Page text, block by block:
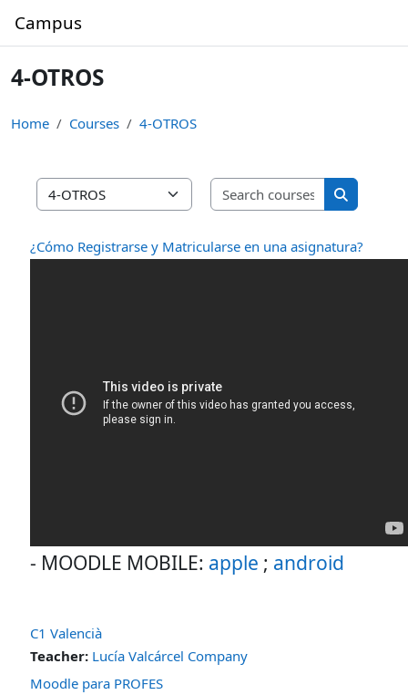
Campus
4-OTROS
Home Courses 4-OTROS
Course categories
Search
Search
¿Cómo Registrarse y Matricularse en una asignatura?
- MOODLE MOBILE: apple ; android
C1 Valencià
Teacher: Lucía Valcárcel Company
Moodle para PROFES